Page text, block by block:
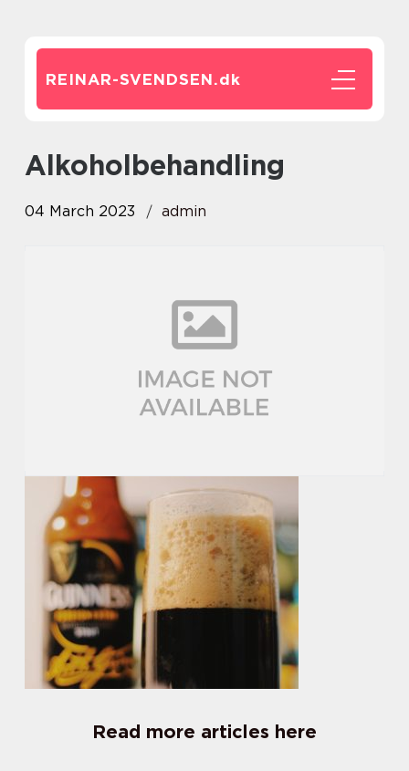
REINAR-SVENDSEN.dk
alkoholbehandling
04 March 2023 admin
Read more articles here